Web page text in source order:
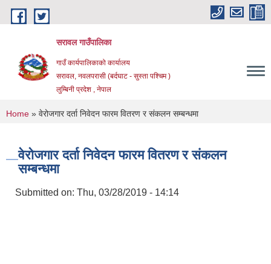
Skip to main content
सरावल गाउँपालिका
गाउँ कार्यपालिकाको कार्यालय
सरावल, नवलपरासी (बर्दघाट - सुस्ता पश्चिम )
लुम्बिनी प्रदेश , नेपाल
You are here
Home » वेरोजगार दर्ता निवेदन फारम वितरण र संकलन सम्बन्धमा
वेरोजगार दर्ता निवेदन फारम वितरण र संकलन
सम्बन्धमा
Submitted on: Thu, 03/28/2019 - 14:14